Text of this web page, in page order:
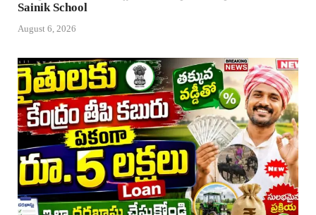
Sainik School
August 6, 2026